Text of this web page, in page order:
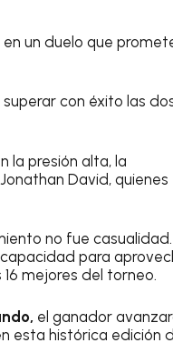
un duelo que
con éxito las
la presión alta, la
David, quienes
no fue casualidad.
para
mejores del torneo.
el ganador
esta histórica edición